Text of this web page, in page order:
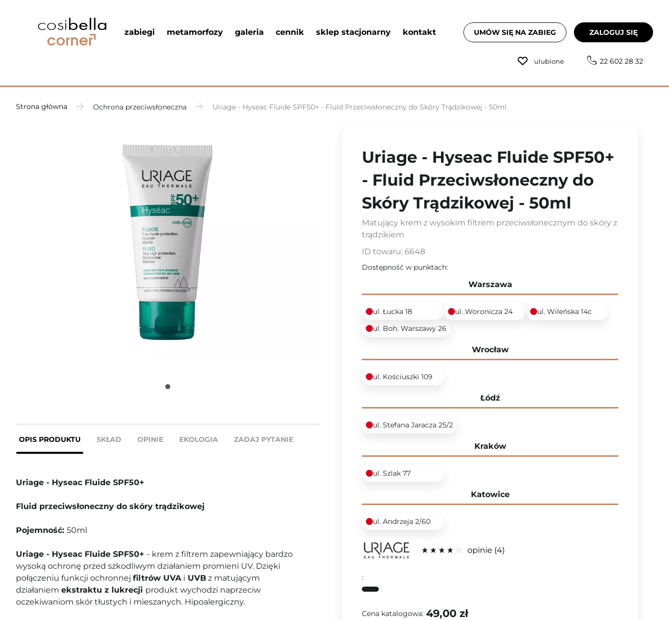
zabiegi metamorfozy galeria cennik sklep stacjonarny kontakt UMÓW SIĘ NA ZABIEG ZALOGUJ SIĘ
ulubione 22 602 28 32
Strona główna Ochrona przeciwsłoneczna Uriage - Hyseac Fluide SPF50+ - Fluid Przeciwsłoneczny do Skóry Trądzikowej - 50ml
OPIS PRODUKTU SKŁAD OPINIE EKOLOGIA ZADAJ PYTANIE
Uriage - Hyseac Fluide SPF50+
Fluid przeciwsłoneczny do skóry trądzikowej
Pojemność: 50ml
Uriage - Hyseac Fluide SPF50+ - krem z filtrem zapewniający bardzo
wysoką ochronę przed szkodliwym działaniem promieni UV. Dzięki
połączeniu funkcji ochronnej filtrów UVAi UVB z matującym
działaniem ekstraktu z lukrecji produkt wychodzi naprzeciw
oczekiwaniom skór tłustych i mieszanych. Hipoalergiczny.
Uriage - Hyseac Fluide SPF50+
- Fluid Przeciwsłoneczny do
Skóry Trądzikowej - 50ml
Matujący krem z wysokim filtrem przeciwsłonecznym do skóry z
trądzikiem
ID towaru: 6648
Dostępność w punktach:
Warszawa
ul. Łucka 18 ul. Woronicza 24
ul. Wileńska 14c
ul. Boh. Warszawy 26
Wrocław
ul. Kościuszki 109
Łódź
ul. Stefana Jaracza 25/2
Kraków
ul. Szlak 77
Katowice
ul. Andrzeja 2/60
opinie 4
:
Cena katalogowa: 49,00 zł